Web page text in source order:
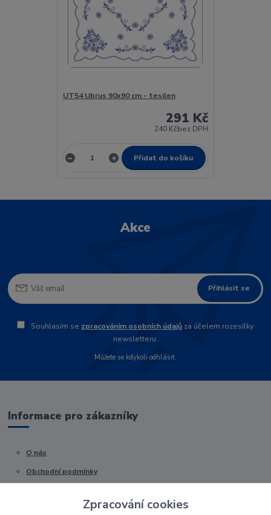
UT54 Ubrus 90x90 cm - tesilen
291 Kč
240 Kčbez DPH
Přidat do košíku
Akce
Přihlásit se
Souhlasím se zpracováním osobních údajů za účelem rozesílky
newsletteru.
Můžete se kdykoli odhlásit.
Informace pro zákazníky
O nás
Obchodní podmínky
Zpracování cookies